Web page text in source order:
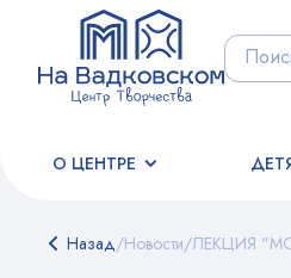
О ЦЕНТРЕ
Назад/Новости/ЛЕКЦИЯ